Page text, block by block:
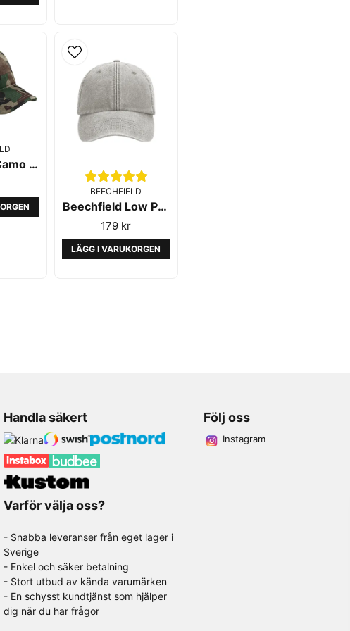
Beechfield Camo Army Cap Jungle Camo
BEECHFIELD
Beechfield Low Profile Vintage Cap Grey
179 kr
LÄGG I VARUKORGEN
Handla säkert
Varför välja oss?
- Snabba leveranser från eget lager i
Sverige
- Enkel och säker betalning
- Stort utbud av kända varumärken
- En schysst kundtjänst som hjälper
dig när du har frågor
Följ oss
Instagram